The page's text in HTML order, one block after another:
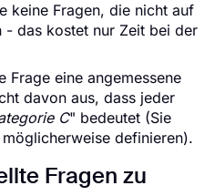
keine Fragen, die nicht auf
- das kostet nur Zeit bei der
Frage eine angemessene
davon aus, dass jeder
C" bedeutet (Sie
definieren).
Fragen zu